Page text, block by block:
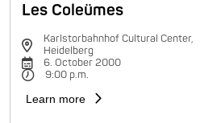
Les Coleümes
Karlstorbahnhof Cultural Center,
Heidelberg
6. October 2000
9:00 p.m.
Learn more